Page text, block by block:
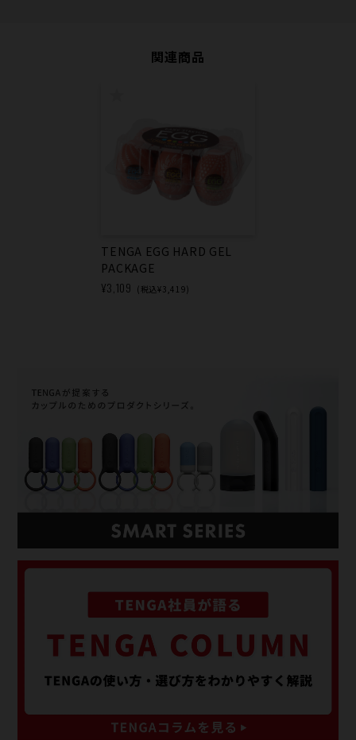
関連商品
TENGA EGG HARD GEL
PACKAGE
¥3,109 (税込¥3,419)